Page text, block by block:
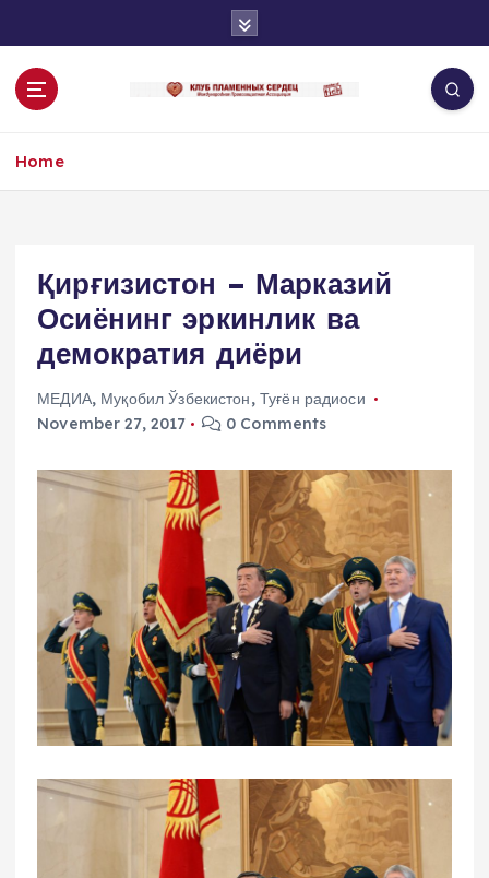
o
Home
Қирғизистон – Марказий
Осиёнинг эркинлик ва
демократия диёри
МЕДИА, Муқобил Ўзбекистон, Туғён радиоси
November 27, 2017
0 Comments